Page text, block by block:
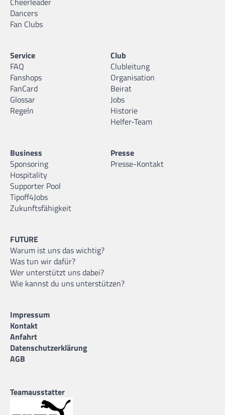
Dancers
Fan Clubs
Service
FAQ
Fanshops
FanCard
Glossar
Regeln
Club
Clubleitung
Organisation
Beirat
Jobs
Historie
Helfer-Team
Business
Sponsoring
Hospitality
Supporter Pool
Tipoff4Jobs
Zukunftsfähigkeit
Presse
Presse-Kontakt
FUTURE
Warum ist uns das wichtig?
Was tun wir dafür?
Wer unterstützt uns dabei?
Wie kannst du uns unterstützen?
Impressum
Kontakt
Anfahrt
Datenschutzerklärung
AGB
Teamausstatter